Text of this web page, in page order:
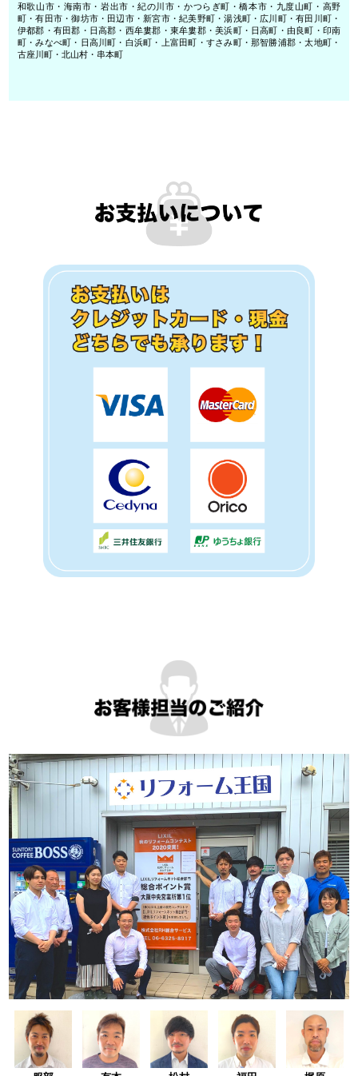
和歌山市・海南市・岩出市・紀の川市・かつらぎ町・橋本市・九度山町・高野
町・有田市・御坊市・田辺市・新宮市・紀美野町・湯浅町・広川町・有田川町・
伊都郡・有田郡・日高郡・西牟婁郡・東牟婁郡・美浜町・日高町・由良町・印南
町・みなべ町・日高川町・白浜町・上富田町・すさみ町・那智勝浦郡・太地町・
古座川町・北山村・串本町